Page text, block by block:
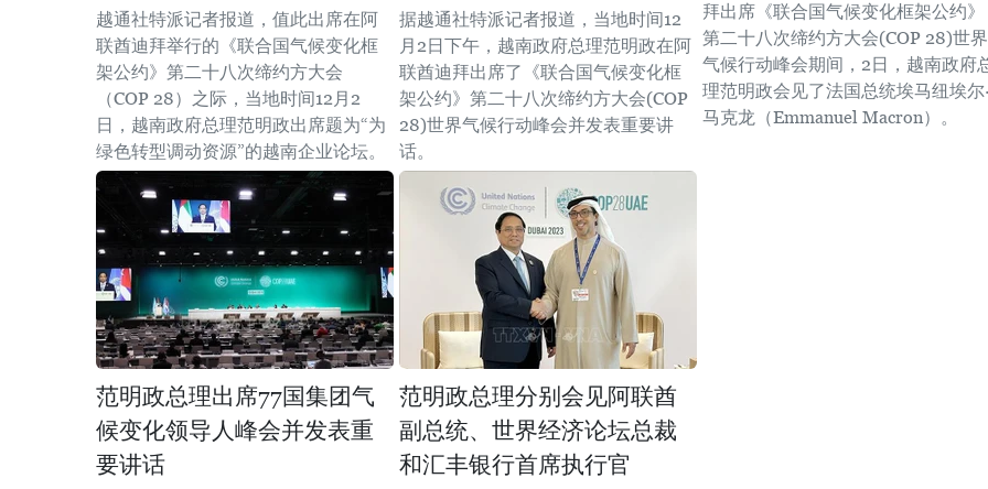
越通社特派记者报道，值此出席在阿
联酋迪拜举行的《联合国气候变化框
架公约》第二十八次缔约方大会
（COP 28）之际，当地时间12月2
日，越南政府总理范明政出席题为“为
绿色转型调动资源”的越南企业论坛。
据越通社特派记者报道，当地时间12
月2日下午，越南政府总理范明政在阿
联酋迪拜出席了《联合国气候变化框
架公约》第二十八次缔约方大会(COP
28)世界气候行动峰会并发表重要讲
话。
拜出席《联合国气候变化框架公约》
第二十八次缔约方大会(COP 28)世界
气候行动峰会期间，2日，越南政府
理范明政会见了法国总统埃马纽埃尔·
马克龙（Emmanuel Macron）。
范明政总理出席77国集团气
候变化领导人峰会并发表重
要讲话
范明政总理分别会见阿联酋
副总统、世界经济论坛总裁
和汇丰银行首席执行官